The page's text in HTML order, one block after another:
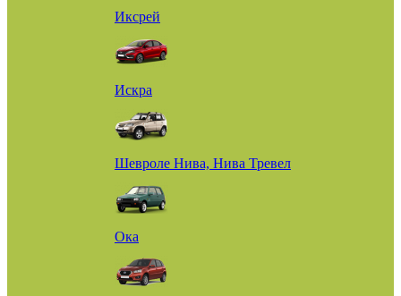
Иксрей
Искра
Шевроле Нива, Нива Тревел
Ока